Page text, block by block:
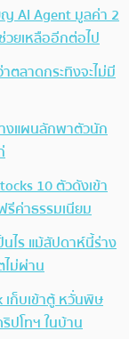
AI Agent มูลค่า 2
ยเหลืออีกต่อไป
ลาดกระทิงจะไม่มี
งแผนลักพาตัวนัก
10 ตัวดังเข้า
ค่าธรรมเนียม
ไร แม้สัปดาห์นี้ร่าง
ไม่ผ่าน
เก็บเข้าตู้ หวั่นพิษ
ปโทฯ ในบ้าน